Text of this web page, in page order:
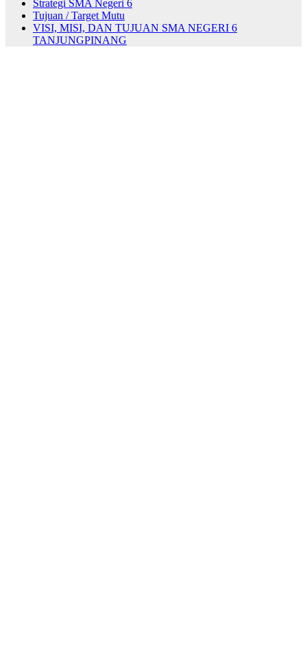
Strategi SMA Negeri 6
Tujuan / Target Mutu
VISI, MISI, DAN TUJUAN SMA NEGERI 6
TANJUNGPINANG